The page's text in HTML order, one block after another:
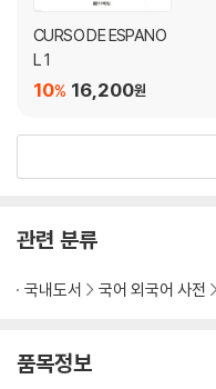
CURSO DE ESPANO
L 1
16,200원
10%
관련 분류
국내도서 국어 외국어 사전
품목정보